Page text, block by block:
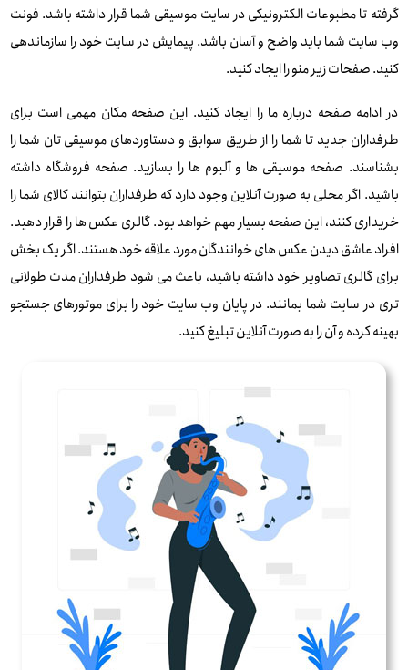
گرفته تا مطبوعات الکترونیکی در سایت موسیقی شما قرار داشته باشد. فونت
وب سایت شما باید واضح و آسان باشد. پیمایش در سایت خود را سازماندهی
کنید. صفحات زیر منو را ایجاد کنید.
در ادامه صفحه درباره ما را ایجاد کنید. این صفحه مکان مهمی است برای
طرفداران جدید تا شما را از طریق سوابق و دستاوردهای موسیقی تان شما را
بشناسند. صفحه موسیقی ها و آلبوم ها را بسازید. صفحه فروشگاه داشته
باشید. اگر محلی به صورت آنلاین وجود دارد که طرفداران بتوانند کالای شما را
خریداری کنند، این صفحه بسیار مهم خواهد بود. گالری عکس ها را قرار دهید.
افراد عاشق دیدن عکس های خوانندگان مورد علاقه خود هستند. اگر یک بخش
برای گالری تصاویر خود داشته باشید، باعث می شود طرفداران مدت طولانی
تری در سایت شما بمانند. در پایان وب سایت خود را برای موتورهای جستجو
بهینه کرده و آن را به صورت آنلاین تبلیغ کنید.